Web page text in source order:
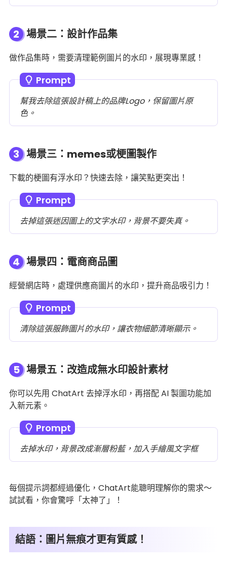
2 場景二：設計作品集
做作品集時，需要清理範例圖片的水印，展現專業感！
Prompt
幫我去除這張設計稿上的品牌Logo，保留圖片原
色。
3 場景三：memes或梗圖製作
下載的梗圖有浮水印？快速去除，讓笑點更突出！
Prompt
去掉這張迷因圖上的文字水印，背景不要失真。
4 場景四：電商商品圖
經營網店時，處理供應商圖片的水印，提升商品吸引力！
Prompt
清除這張服飾圖片的水印，讓衣物細節清晰顯示。
5 場景五：改造成無水印設計素材
你可以先用 ChatArt 去掉浮水印，再搭配 AI 製圖功能加
入新元素。
Prompt
去掉水印，背景改成漸層粉藍，加入手繪風文字框
每個提示詞都經過優化，ChatArt能聰明理解你的需求～
試試看，你會驚呼「太神了」！
結語：圖片無痕才更有質感！